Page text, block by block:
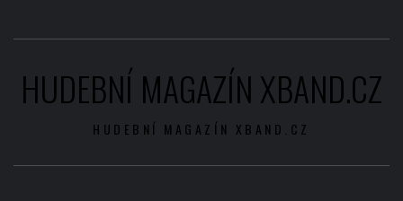
HUDEBNÍ MAGAZÍN XBAND.CZ
HUDEBNÍ MAGAZÍN XBAND.CZ